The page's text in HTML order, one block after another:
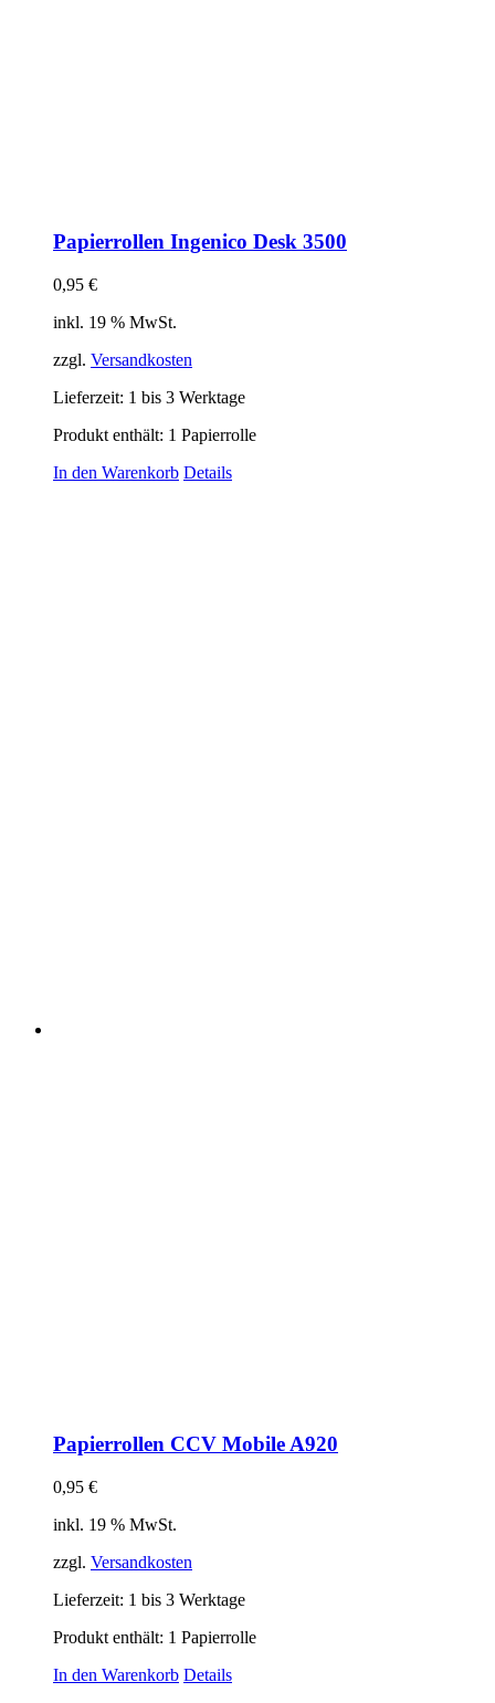
Papierrollen Ingenico Desk 3500
0,95 €
inkl. 19 % MwSt.
zzgl. Versandkosten
Lieferzeit: 1 bis 3 Werktage
Produkt enthält: 1 Papierrolle
In den Warenkorb Details
Papierrollen CCV Mobile A920
0,95 €
inkl. 19 % MwSt.
zzgl. Versandkosten
Lieferzeit: 1 bis 3 Werktage
Produkt enthält: 1 Papierrolle
In den Warenkorb Details